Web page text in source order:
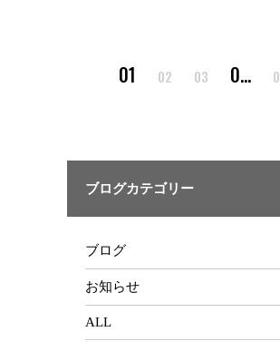
1 2 3 …
ブログカテゴリー
ブログ
お知らせ
ALL